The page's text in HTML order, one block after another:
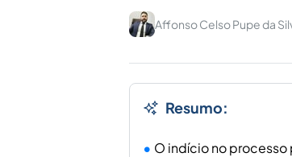
Affonso Celso Pupe da
Resumo:
O indício no